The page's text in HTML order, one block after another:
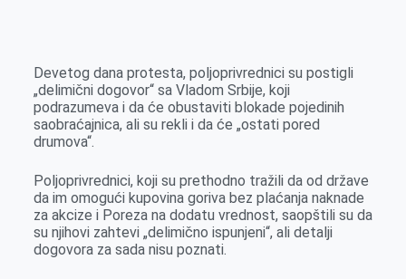
b
o
o
e
n
g
r
e
d
I
r
s
A
p
l
Devetog dana protesta, poljoprivrednici su postigli
„delimični dogovor“ sa Vladom Srbije, koji
podrazumeva i da će obustaviti blokade pojedinih
saobraćajnica, ali su rekli i da će „ostati pored
drumova“.
Poljoprivrednici, koji su prethodno tražili da od države
da im omogući kupovina goriva bez plaćanja naknade
za akcize i Poreza na dodatu vrednost, saopštili su da
su njihovi zahtevi „delimično ispunjeni“, ali detalji
dogovora za sada nisu poznati.